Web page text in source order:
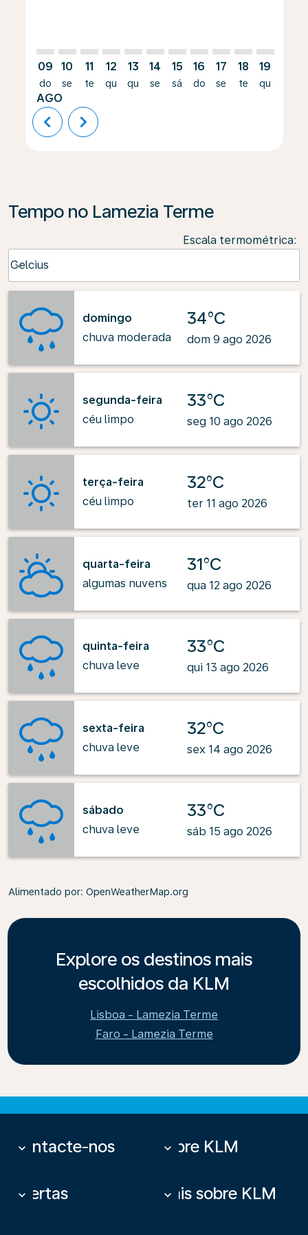
09
do
AGO
10
se
11
te
12
qu
13
qu
14
se
15
sá
16
do
17
se
18
te
19
qu
chevron_left chevron_right
Tempo no Lamezia Terme
Escala termométrica:
Celcius
keyboard_arrow_down
domingo
chuva moderada
34°C
dom 9 ago 2026
segunda-feira
céu limpo
33°C
seg 10 ago 2026
terça-feira
céu limpo
32°C
ter 11 ago 2026
quarta-feira
algumas nuvens
31°C
qua 12 ago 2026
quinta-feira
chuva leve
33°C
qui 13 ago 2026
sexta-feira
chuva leve
32°C
sex 14 ago 2026
sábado
chuva leve
33°C
sáb 15 ago 2026
Alimentado por: OpenWeatherMap.org
Explore os destinos mais
escolhidos da KLM
Lisboa - Lamezia Terme
Faro - Lamezia Terme
Contacte-nos
keyboard_arrow_down Sobre KLM
keyboard_arrow_down
Ofertas
keyboard_arrow_down Mais sobre KLM
keyboard_arrow_down